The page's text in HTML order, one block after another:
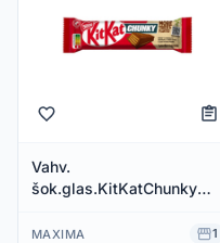
Vahv.
šok.glas.KitKatChunky
MAXIMA 1